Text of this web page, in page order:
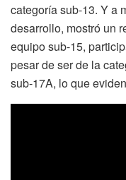
categoría sub-13. Y a
desarrollo, mostró un
equipo sub-15,
pesar de ser de la
sub-17A, lo que